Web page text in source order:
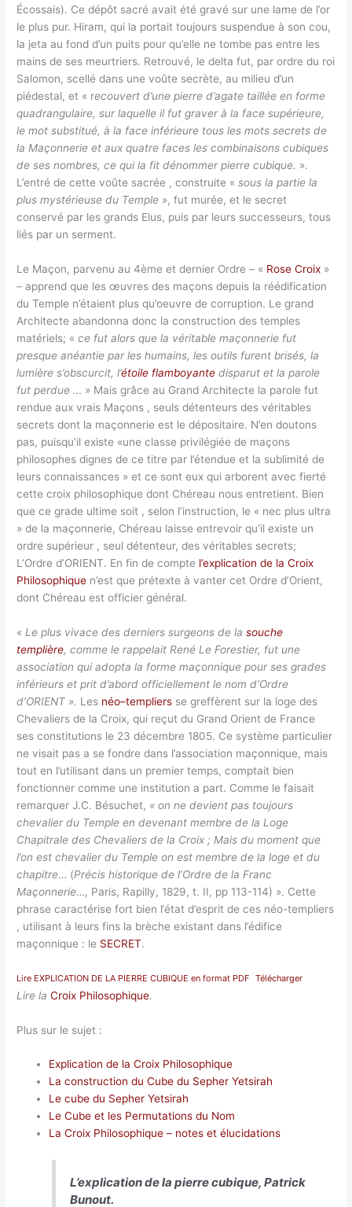
Écossais). Ce dépôt sacré avait été gravé sur une lame de l’or
le plus pur. Hiram, qui la portait toujours suspendue à son cou,
la jeta au fond d’un puits pour qu’elle ne tombe pas entre les
mains de ses meurtriers. Retrouvé, le delta fut, par ordre du roi
Salomon, scellé dans une voûte secrète, au milieu d’un
piédestal, et « recouvert d’une pierre d’agate taillée en forme
quadrangulaire, sur laquelle il fut graver à la face supérieure,
le mot substitué, à la face inférieure tous les mots secrets de
la Maçonnerie et aux quatre faces les combinaisons cubiques
de ses nombres, ce qui la fit dénommer pierre cubique. ».
L’entré de cette voûte sacrée , construite «sous la partie la
plus mystérieuse du Temple », fut murée, et le secret
conservé par les grands Elus, puis par leurs successeurs, tous
liés par un serment.
Le Maçon, parvenu au 4ème et dernier Ordre – « Rose Croix »
– apprend que les œuvres des maçons depuis la réédification
du Temple n’étaient plus qu’oeuvre de corruption. Le grand
Architecte abandonna donc la construction des temples
matériels; «ce fut alors que la véritable maçonnerie fut
presque anéantie par les humains, les outils furent brisés, la
lumière s’obscurcit, l’étoile flamboyante disparut et la parole
fut perdue … » Mais grâce au Grand Architecte la parole fut
rendue aux vrais Maçons , seuls détenteurs des véritables
secrets dont la maçonnerie est le dépositaire. N’en doutons
pas, puisqu’il existe «une classe privilégiée de maçons
philosophes dignes de ce titre par l’étendue et la sublimité de
leurs connaissances » et ce sont eux qui arborent avec fierté
cette croix philosophique dont Chéreau nous entretient. Bien
que ce grade ultime soit , selon l’instruction, le « nec plus ultra
» de la maçonnerie, Chéreau laisse entrevoir qu’il existe un
ordre supérieur , seul détenteur, des véritables secrets;
L’Ordre d’ORIENT. En fin de compte l’explication de la Croix
Philosophique n’est que prétexte à vanter cet Ordre d’Orient,
dont Chéreau est officier général.
« Le plus vivace des derniers surgeons de lasouche
templière, comme le rappelait René Le Forestier, fut une
association qui adopta la forme maçonnique pour ses grades
inférieurs et prit d’abord officiellement le nom d’Ordre
d’ORIENT ». Les néo–templiers se greffèrent sur la loge des
Chevaliers de la Croix, qui reçut du Grand Orient de France
ses constitutions le 23 décembre 1805. Ce système particulier
ne visait pas a se fondre dans l’association maçonnique, mais
tout en l’utilisant dans un premier temps, comptait bien
fonctionner comme une institution a part. Comme le faisait
remarquer J.C. Bésuchet, « on ne devient pas toujours
chevalier du Temple en devenant membre de la Loge
Chapitrale des Chevaliers de la Croix ; Mais du moment que
l’on est chevalier du Temple on est membre de la loge et du
chapitre… (Précis historique de l’Ordre de la Franc
Maçonnerie…, Paris, Rapilly, 1829, t. II, pp 113-114) ». Cette
phrase caractérise fort bien l’état d’esprit de ces néo-templiers
, utilisant à leurs fins la brèche existant dans l’édifice
maçonnique : le SECRET.
Lire EXPLICATION DE LA PIERRE CUBIQUE en format PDF Télécharger
Lire laCroix Philosophique.
Plus sur le sujet :
Explication de la Croix Philosophique
La construction du Cube du Sepher Yetsirah
Le cube du Sepher Yetsirah
Le Cube et les Permutations du Nom
La Croix Philosophique – notes et élucidations
L’explication de la pierre cubique, Patrick
Bunout.